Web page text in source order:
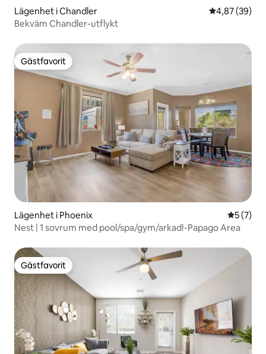
Lägenhet i Chandler 4,87 av 5 i
4,87 (39)
Bekväm Chandler-utflykt
Gästfavorit
Gästfavorit
Lägenhet i Phoenix 5 av 5 i
5 (7)
Nest | 1 sovrum med pool/spa/gym/arkad!-Papago Area
Gästfavorit
Gästfavorit